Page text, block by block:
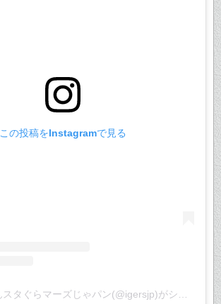
この投稿をInstagramで見る